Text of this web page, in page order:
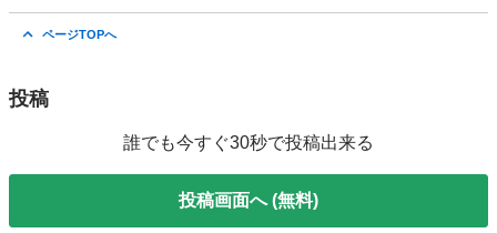
ページTOPへ
投稿
誰でも今すぐ30秒で投稿出来る
投稿画面へ (無料)